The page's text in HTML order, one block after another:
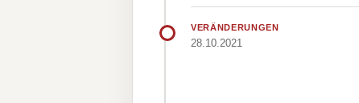
VERÄNDERUNGEN
28.10.2021